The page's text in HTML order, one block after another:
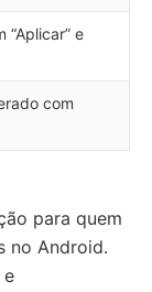
“Aplicar” e
com
para quem
no Android.
e